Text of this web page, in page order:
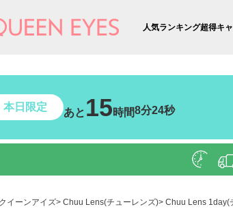
人気ランキング超得キ
本日限定 あと 15時間8分22秒
イーンアイズ Chuu Lens(チューレンズ) Chuu Lens 1day(